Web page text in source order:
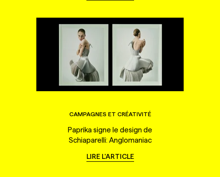
CAMPAGNES ET CRÉATIVITÉ
Paprika signe le design de
Schiaparelli: Anglomaniac
LIRE L'ARTICLE